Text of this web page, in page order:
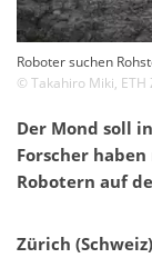
Roboter suchen
© Takahiro Miki, ETH
Der Mond soll
Forscher
Robotern auf
Zürich